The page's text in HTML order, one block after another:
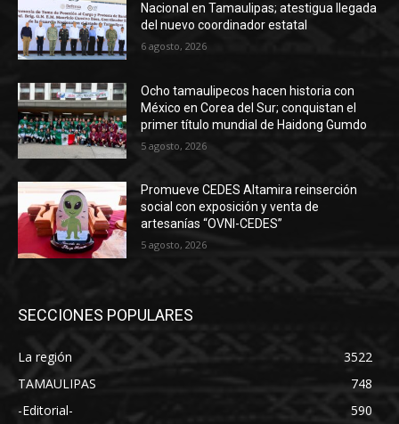
Nacional en Tamaulipas; atestigua llegada
del nuevo coordinador estatal
6 agosto, 2026
Ocho tamaulipecos hacen historia con
México en Corea del Sur; conquistan el
primer título mundial de Haidong Gumdo
5 agosto, 2026
Promueve CEDES Altamira reinserción
social con exposición y venta de
artesanías “OVNI-CEDES”
5 agosto, 2026
SECCIONES POPULARES
La región
3522
TAMAULIPAS
748
-Editorial-
590